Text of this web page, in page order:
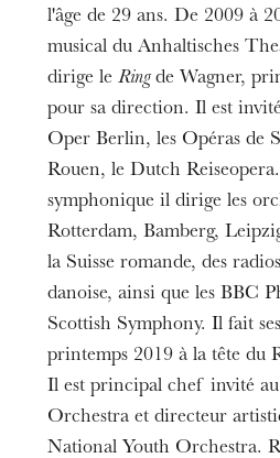
l'âge de 29 ans. De 2009 à
musical du Anhaltisches
dirige leRingde Wagner,
pour sa direction. Il est
Oper Berlin, les Opéras de
Rouen, le Dutch
symphonique il dirige les
Rotterdam, Bamberg,
la Suisse romande, des
danoise, ainsi que les BBC
Scottish Symphony. Il fait
printemps 2019 à la tête du
Il est principal chef invité
Orchestra et directeur
National Youth Orchestra.